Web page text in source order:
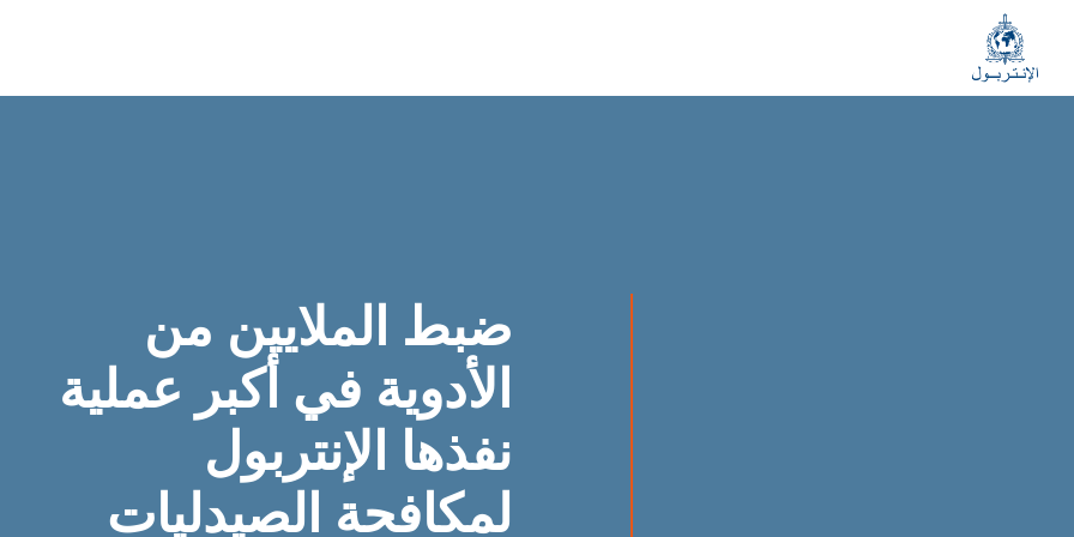
ضبط الملايين من
الأدوية في أكبر عملية
نفذها الإنتربول
لمكافحة الصيدليات